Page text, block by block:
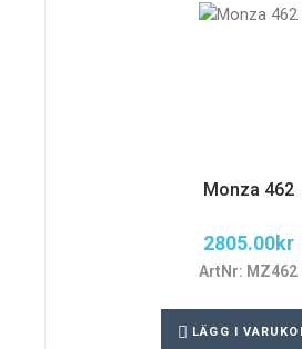
Monza 462
2805.00kr
ArtNr: MZ462
LÄGG I